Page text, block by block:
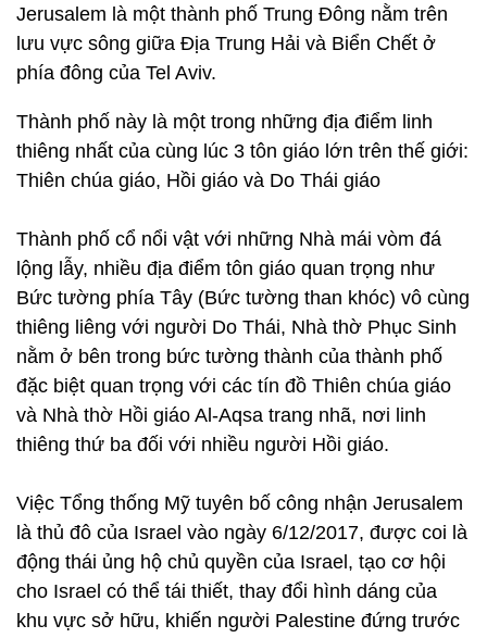
Jerusalem là một thành phố Trung Đông nằm trên
lưu vực sông giữa Địa Trung Hải và Biển Chết ở
phía đông của Tel Aviv.
Thành phố này là một trong những địa điểm linh
thiêng nhất của cùng lúc 3 tôn giáo lớn trên thế giới:
Thiên chúa giáo, Hồi giáo và Do Thái giáo
Thành phố cổ nổi vật với những Nhà mái vòm đá
lộng lẫy, nhiều địa điểm tôn giáo quan trọng như
Bức tường phía Tây (Bức tường than khóc) vô cùng
thiêng liêng với người Do Thái, Nhà thờ Phục Sinh
nằm ở bên trong bức tường thành của thành phố
đặc biệt quan trọng với các tín đồ Thiên chúa giáo
và Nhà thờ Hồi giáo Al-Aqsa trang nhã, nơi linh
thiêng thứ ba đối với nhiều người Hồi giáo.
Việc Tổng thống Mỹ tuyên bố công nhận Jerusalem
là thủ đô của Israel vào ngày 6/12/2017, được coi là
động thái ủng hộ chủ quyền của Israel, tạo cơ hội
cho Israel có thể tái thiết, thay đổi hình dáng của
khu vực sở hữu, khiến người Palestine đứng trước